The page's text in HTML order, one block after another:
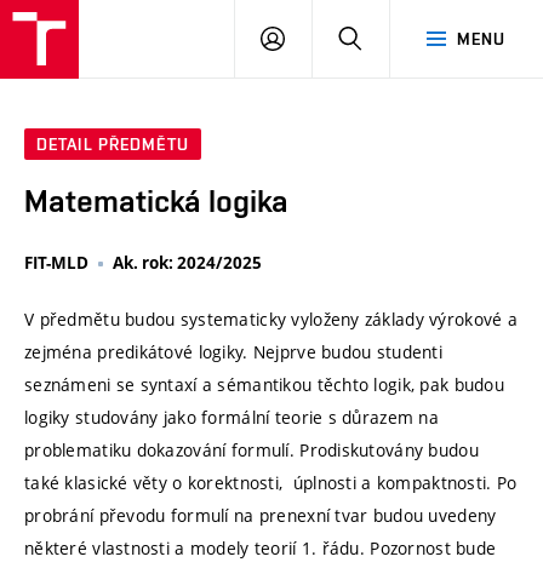
MENU
PŘIHLÁSIT
DETAIL PŘEDMĚTU
Matematická logika
FIT-MLD Ak. rok: 2024/2025
V předmětu budou systematicky vyloženy základy výrokové a
zejména predikátové logiky. Nejprve budou studenti
seznámeni se syntaxí a sémantikou těchto logik, pak budou
logiky studovány jako formální teorie s důrazem na
problematiku dokazování formulí. Prodiskutovány budou
také klasické věty o korektnosti, úplnosti a kompaktnosti. Po
probrání převodu formulí na prenexní tvar budou uvedeny
některé vlastnosti a modely teorií 1. řádu. Pozornost bude